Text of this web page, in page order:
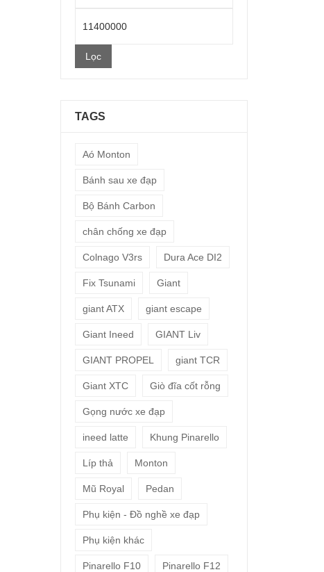
nhất
cao
nhất
Lọc
TAGS
Aó Monton
Bánh sau xe đạp
Bộ Bánh Carbon
chân chống xe đạp
Colnago V3rs Dura Ace DI2
Fix Tsunami Giant
giant ATX giant escape
Giant Ineed GIANT Liv
GIANT PROPEL giant TCR
Giant XTC Giò đĩa cốt rỗng
Gọng nước xe đạp
ineed latte Khung Pinarello
Líp thả Monton
Mũ Royal Pedan
Phụ kiện - Đồ nghề xe đạp
Phụ kiện khác
Pinarello F10 Pinarello F12